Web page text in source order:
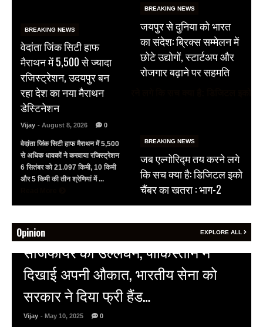
BREAKING NEWS
वेदांता जिंक सिटी हाफ
मैराथन में 5,500 से ज्यादा
रजिस्ट्रेशन, उदयपुर बन
रहा देश का नया मैराथन
डेस्टिनेशन
Vijay - August 8, 2026 0
वेदांता जिंक सिटी हाफ मैराथन में 5,500
से अधिक धावकों ने करवाया रजिस्ट्रेशन
6 सितंबर को 21.097 किमी, 10 किमी
और 5 किमी की तीन श्रेणियां में ...
BREAKING NEWS
जयपुर से दुनिया को भारत
का संदेश: ब्रिक्स सम्मेलन में
छोटे उद्योगों, स्टार्टअप और
रोजगार बढ़ाने पर सहमति
BREAKING NEWS
जब एल्गोरिद्म तय करने लगे
कि सच क्या है: डिजिटल इको
चैंबर का खतरा : भाग-2
Opinion EXPLORE ALL
अल्बर्ट हॉल पर राजस्थान दिवस समारोह,
राजस्थानी लोक कलाकारों ने बांधा समां…
Vijay - March 30, 2025